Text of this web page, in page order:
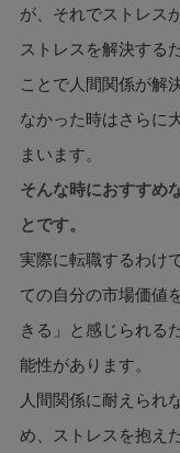
が、それでストレス
ストレスを解決する
ことで人間関係が解
なかった時はさらに
まいます。
そんな時におすすめ
とです。
実際に転職するわけ
ての自分の市場価値
きる」と感じられる
能性があります。
人間関係に耐えられ
め、ストレスを抱え